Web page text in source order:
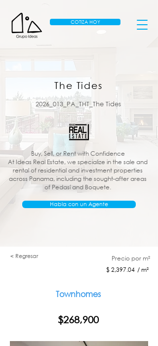
COTIZA HOY
The Tides
2026_013_PA_THT_The Tides
Buy, Sell, or Rent with Confidence
At Ideas Real Estate, we specialize in the sale and
rental of residential and investment properties
across Panama, including the sought-after areas
of Pedasí and Boquete.
Habla con un Agente
< Regresar
Precio por m²
$ 2,397.04 / m²
Townhomes
$268,900